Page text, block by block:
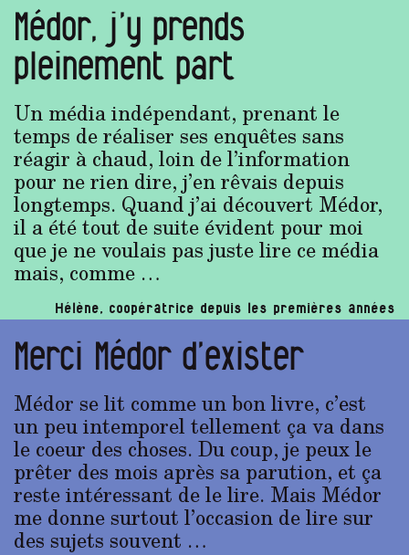
Médor, j’y prends
pleinement part
Un média indépendant, prenant le
temps de réaliser ses enquêtes sans
réagir à chaud, loin de l’information
pour ne rien dire, j’en rêvais depuis
longtemps. Quand j’ai découvert Médor,
il a été tout de suite évident pour moi
que je ne voulais pas juste lire ce média
mais, comme …
Hélène, coopératrice depuis les premières années
Merci Médor d’exister
Médor se lit comme un bon livre, c’est
un peu intemporel tellement ça va dans
le coeur des choses. Du coup, je peux le
prêter des mois après sa parution, et ça
reste intéressant de le lire. Mais Médor
me donne surtout l’occasion de lire sur
des sujets souvent …